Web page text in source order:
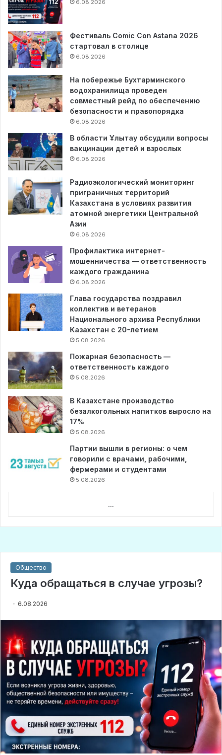
6.08.2026
Фестиваль Comic Con Astana 2026
стартовал в столице
6.08.2026
На побережье Бухтарминского
водохранилища проведен
совместный рейд по обеспечению
безопасности и правопорядка
6.08.2026
В области Ұлытау обсудили вопросы
вакцинации детей и взрослых
6.08.2026
Радиоэкологический мониторинг
приграничных территорий
Казахстана в условиях развития
атомной энергетики Центральной
Азии
6.08.2026
Профилактика интернет-
мошенничества — ответственность
каждого гражданина
6.08.2026
Глава государства поздравил
коллектив и ветеранов
Национального архива Республики
Казахстан с 20-летием
5.08.2026
Пожарная безопасность —
ответственность каждого
5.08.2026
В Казахстане производство
безалкогольных напитков выросло на
17%
5.08.2026
Партии вышли в регионы: о чем
говорили с врачами, рабочими,
фермерами и студентами
5.08.2026
...